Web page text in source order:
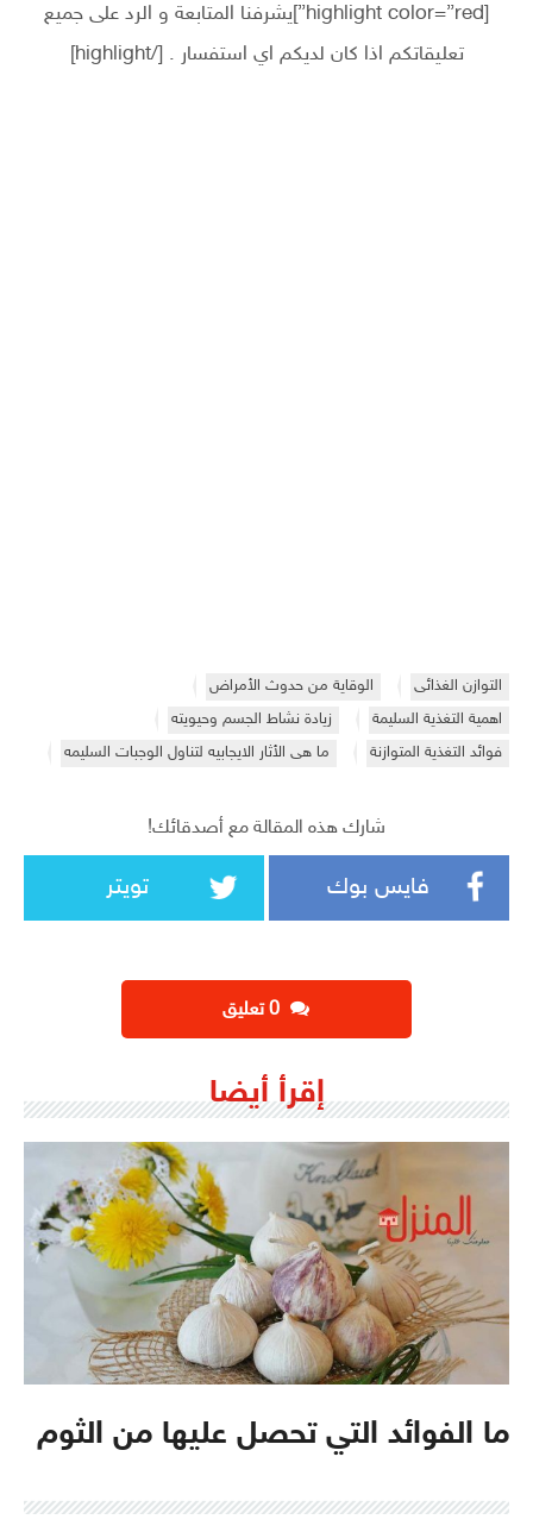
[highlight color=”red”]يشرفنا المتابعة و الرد على جميع
تعليقاتكم اذا كان لديكم اي استفسار . [/highlight]
التوازن الغذائى
الوقاية من حدوث الأمراض
اهمية التغذية السليمة
زيادة نشاط الجسم وحيويته
فوائد التغذية المتوازنة
ما هى الأثار الايجابيه لتناول الوجبات السليمه
شارك هذه المقالة مع أصدقائك!
فايس بوك تويتر
إقرأ أيضا
ما الفوائد التي تحصل عليها من الثوم